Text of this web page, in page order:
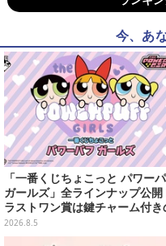
今、あ
「一番くじちょこっと パワー
ガールズ」全ラインナップ公開
ラストワン賞は鍵チャーム付き
シール帳スペシャルセットを用意
2026.8.5